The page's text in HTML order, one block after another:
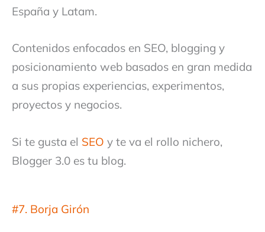
España y Latam.
Contenidos enfocados en SEO, blogging y
posicionamiento web basados en gran medida
a sus propias experiencias, experimentos,
proyectos y negocios.
Si te gusta el SEO y te va el rollo nichero,
Blogger 3.0 es tu blog.
#7. Borja Girón